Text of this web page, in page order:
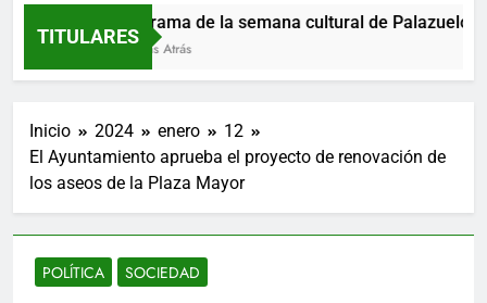
TITULARES
Programa de la semana cultural de Palazuelos
7 Horas Atrás
Inicio 2024 enero
12
El Ayuntamiento aprueba el proyecto de renovación de
los aseos de la Plaza Mayor
POLÍTICA SOCIEDAD